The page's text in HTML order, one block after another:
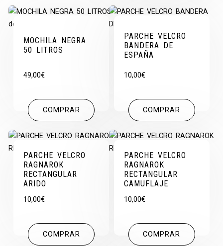
MOCHILA NEGRA
50 LITROS
49,00€
COMPRAR
PARCHE VELCRO
BANDERA DE
ESPAÑA
10,00€
COMPRAR
PARCHE VELCRO
RAGNAROK
RECTANGULAR
ARIDO
10,00€
COMPRAR
PARCHE VELCRO
RAGNAROK
RECTANGULAR
CAMUFLAJE
10,00€
COMPRAR